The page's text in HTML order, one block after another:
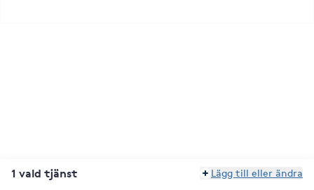
1 vald tjänst Lägg till eller ändra